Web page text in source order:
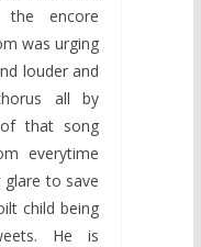
encore
was urging
louder and
all by
that song
everytime
glare to save
child being
He is